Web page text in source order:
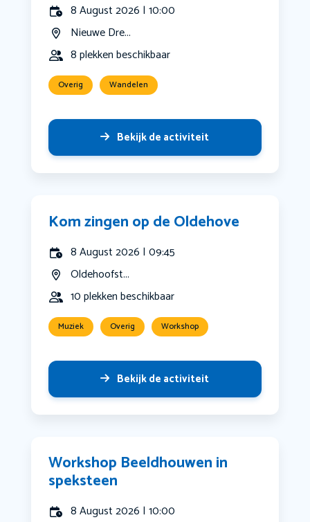
8 August 2026 | 10:00
Nieuwe Dre...
8 plekken beschikbaar
Overig Wandelen
Bekijk de activiteit
Kom zingen op de Oldehove
8 August 2026 | 09:45
Oldehoofst...
10 plekken beschikbaar
Muziek Overig Workshop
Bekijk de activiteit
Workshop Beeldhouwen in
speksteen
8 August 2026 | 10:00